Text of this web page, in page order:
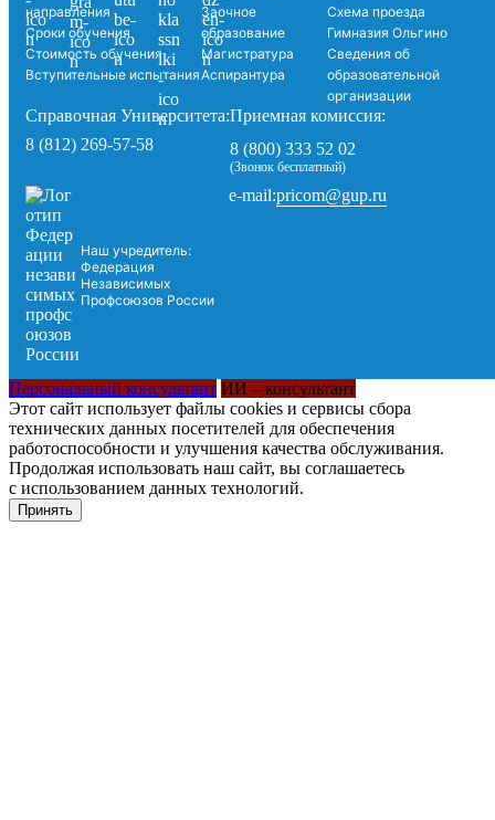
направления
Сроки обучения
Стоимость обучения
Вступительные испытания
Заочное
образование
Магистратура
Аспирантура
Схема проезда
Гимназия Ольгино
Сведения об
образовательной
организации
Справочная Университета:
8 (812) 269-57-58
Приемная комиссия:
8 (800) 333 52 02
(Звонок бесплатный)
Наш учредитель:
Федерация
Независимых
Профсоюзов России
e-mail:pricom@gup.ru
Персональный консультант ИИ – консультант
Этот сайт использует файлы cookies и сервисы сбора
технических данных посетителей для обеспечения
работоспособности и улучшения качества обслуживания.
Продолжая использовать наш сайт, вы соглашаетесь
с использованием данных технологий.
Принять